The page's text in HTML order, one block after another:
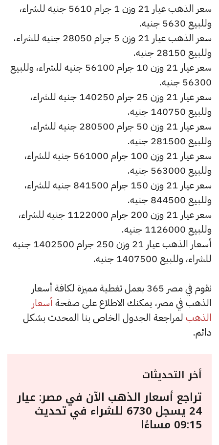
سعر الذهب عيار 21 وزن 1 جرام 5610 جنيه للشراء،
وللبيع 5630 جنيه.
سعر الذهب عيار 21 وزن 5 جرام 28050 جنيه للشراء،
وللبيع 28150 جنيه.
سعر عيار 21 وزن 10 جرام 56100 جنيه للشراء، وللبيع
56300 جنيه.
سعر عيار 21 وزن 25 جرام 140250 جنيه للشراء،
وللبيع 140750 جنيه.
سعر عيار 21 وزن 50 جرام 280500 جنيه للشراء،
وللبيع 281500 جنيه.
سعر عيار 21 وزن 100 جرام 561000 جنيه للشراء،
وللبيع 563000 جنيه.
سعر عيار 21 وزن 150 جرام 841500 جنيه للشراء،
وللبيع 844500 جنيه.
سعر عيار 21 وزن 200 جرام 1122000 جنيه للشراء،
وللبيع 1126000 جنيه.
أسعار الذهب عيار 21 وزن 250 جرام 1402500 جنيه
للشراء، وللبيع 1407500 جنيه.
نقوم في مصر 365 بعمل تغطية مميزة لكافة أسعار
الذهب في مصر، يمكنك الاطلاع على صفحة أسعار
الذهب لمراجعة الجدول الخاص بنا المحدث بشكل
دائم.
أخر التحديثات
تراجع أسعار الذهب الآن في مصر: عيار
24 يسجل 6730 للشراء في تحديث
09:15 مساءًا